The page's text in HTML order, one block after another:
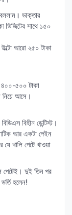
ডাক্তার
ভিজিটের সাথে ১৫০
উল্টো আরো ২৫০ টাকা
৪০০-৫০০ টাকা
নিয়ে আসে।
বিহীন ডেন্টিস্ট।
আর একটা পেইন
খালি পেটে খাওয়া
পেটেই। দুই তিন পর
হলেন!